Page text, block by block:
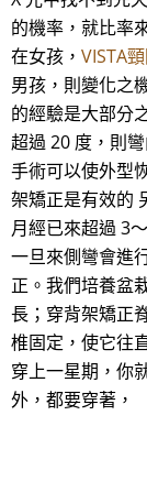
的機率，就比率
在女孩， VISTA
男孩，則變化之
的經驗是大部分
超過 20 度，則
手術可以使外型
架矯正是有效的
月經已來超過 3
一旦來側彎會進
正。我們培養盆
長；穿背架矯正
椎固定，使它往
穿上一星期，你
外，都要穿著，